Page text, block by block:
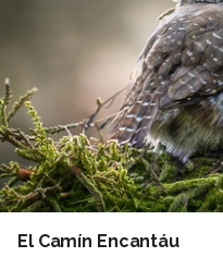
El Camín Encantáu